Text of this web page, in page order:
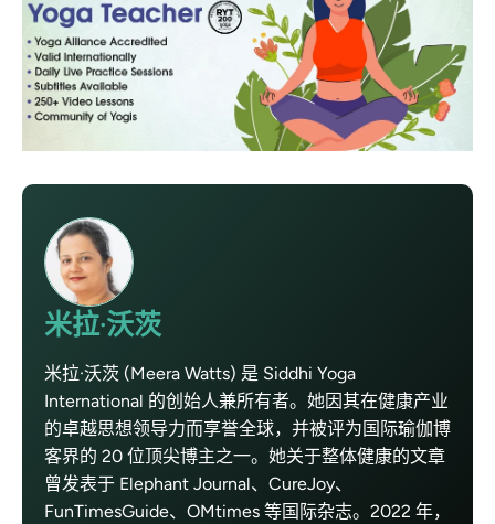
米拉·沃茨
米拉·沃茨 (Meera Watts) 是 Siddhi Yoga
International 的创始人兼所有者。她因其在健康产业
的卓越思想领导力而享誉全球，并被评为国际瑜伽博
客界的 20 位顶尖博主之一。她关于整体健康的文章
曾发表于 Elephant Journal、CureJoy、
FunTimesGuide、OMtimes 等国际杂志。2022 年，